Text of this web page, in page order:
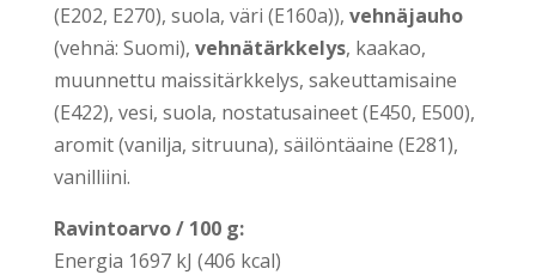
(E202, E270), suo­la, väri (E160a)), veh­nä­jau­ho
(veh­nä: Suo­mi), veh­nä­tärk­ke­lys, kaa­kao,
muun­net­tu mais­si­tärk­ke­lys, sakeut­ta­mi­sai­ne
(E422), vesi, suo­la, nos­ta­tusai­neet (E450, E500),
aro­mit (vanil­ja, sit­ruu­na), säi­lön­tä­ai­ne (E281),
vanil­lii­ni.
Ravin­toar­vo / 100 g:
Ener­gia 1697 kJ (406 kcal)